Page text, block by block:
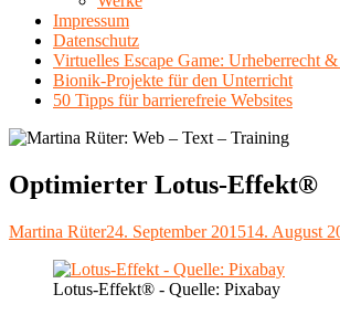
Impressum
Datenschutz
Virtuelles Escape Game: Urheberrecht
Bionik-Projekte für den Unterricht
50 Tipps für barrierefreie Websites
Optimierter Lotus-Effekt®
Autor
Martina RüterVeröffentlicht
24. September 201514. August
Lotus-Effekt® - Quelle: Pixabay